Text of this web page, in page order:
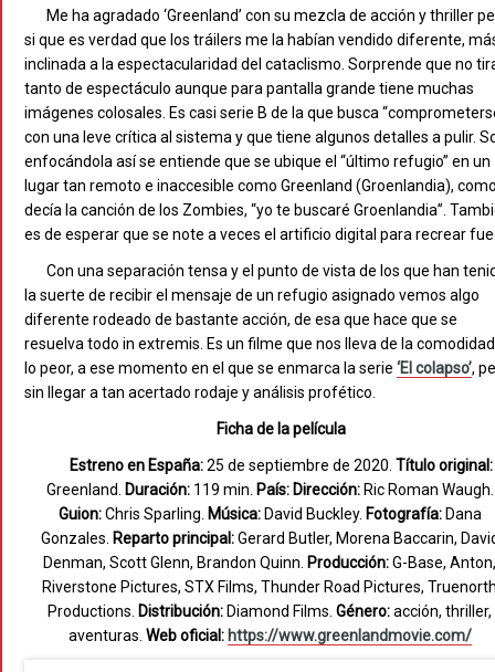
Me ha agradado ‘Greenland’ con su mezcla de acción y thriller
si que es verdad que los tráilers me la habían vendido diferente,
inclinada a la espectacularidad del cataclismo. Sorprende que no
tanto de espectáculo aunque para pantalla grande tiene muchas
imágenes colosales. Es casi serie B de la que busca
con una leve crítica al sistema y que tiene algunos detalles a pulir.
enfocándola así se entiende que se ubique el “último refugio” en un
lugar tan remoto e inaccesible como Greenland (Groenlandia),
decía la canción de los Zombies, “yo te buscaré Groenlandia”.
es de esperar que se note a veces el artificio digital para recrear
Con una separación tensa y el punto de vista de los que han
la suerte de recibir el mensaje de un refugio asignado vemos algo
diferente rodeado de bastante acción, de esa que hace que se
resuelva todo in extremis. Es un filme que nos lleva de la
lo peor, a ese momento en el que se enmarca la serie ‘El colapso’,
sin llegar a tan acertado rodaje y análisis profético.
Ficha de la película
Estreno en España:25 de septiembre de 2020. Título original:
Greenland. Duración:119 min. País: Dirección:Ric Roman Waugh.
Guion:Chris Sparling. Música:David Buckley. Fotografía:Dana
Gonzales. Reparto principal:Gerard Butler, Morena Baccarin,
Denman, Scott Glenn, Brandon Quinn. Producción:G-Base, Anton,
Riverstone Pictures, STX Films, Thunder Road Pictures,
Productions. Distribución: Diamond Films. Género:acción, thriller,
aventuras. Web oficial: https://www.greenlandmovie.com/